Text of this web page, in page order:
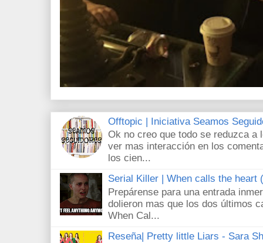
Offtopic | Iniciativa Seamos
Ok no creo que todo se reduzca a
ver mas interacción en los
los cien...
Serial Killer | When calls the heart
Prepárense para una entrada
dolieron mas que los dos últimos
When Cal...
Reseña| Pretty little Liars - Sara